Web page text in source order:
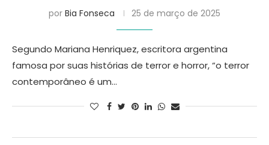
por Bia Fonseca 25 de março de 2025
Segundo Mariana Henriquez, escritora argentina
famosa por suas histórias de terror e horror, “o terror
contemporâneo é um…